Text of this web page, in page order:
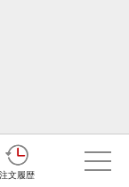
注文履歴